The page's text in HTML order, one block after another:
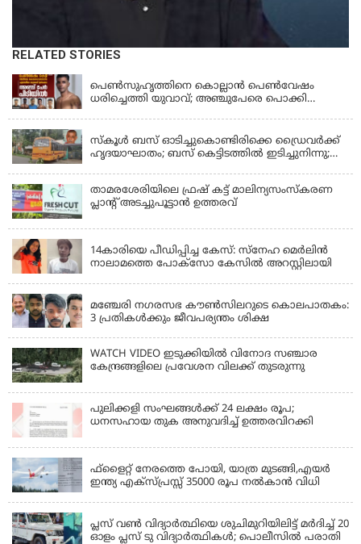
RELATED STORIES
KERALA
പെണ്‍സുഹൃത്തിനെ കൊല്ലാന്‍ പെണ്‍വേഷം
ധരിച്ചെത്തി യുവാവ്; അഞ്ചുപേരെ പൊക്കി
സ്കൂൾ ബസ് ഓടിച്ചുകൊണ്ടിരിക്കെ ഡ്രൈവർക്ക്
ഹൃദയാഘാതം; ബസ് കെട്ടിടത്തിൽ ഇടിച്ചുനിന്നു;
താമരശേരിയിലെ ഫ്രഷ് കട്ട് മാലിന്യസംസ്കരണ
പ്ലാന്റ് അടച്ചുപൂട്ടാൻ ഉത്തരവ്
14കാരിയെ പീഡിപ്പിച്ച കേസ്: സ്നേഹ മെർലിൻ
നാലാമത്തെ പോക്‌സോ കേസിൽ അറസ്റ്റിലായി
മഞ്ചേരി നഗരസഭ കൗൺസിലറുടെ കൊലപാതകം:
3 പ്രതികൾക്കും ജീവപര്യന്തം ശിക്ഷ
WATCH VIDEO ഇടുക്കിയിൽ വിനോദ സഞ്ചാര
കേന്ദ്രങ്ങളിലെ പ്രവേശന വിലക്ക് തുടരുന്നു
പുലിക്കളി സംഘങ്ങള്‍ക്ക് 24 ലക്ഷം രൂപ;
ധനസഹായ തുക അനുവദിച്ച് ഉത്തരവിറക്കി
ഫ്ളൈറ്റ് നേരത്തെ പോയി, യാത്ര മുടങ്ങി,എയർ
ഇന്ത്യ എക്സ്പ്രസ്സ് 35000 രൂപ നൽകാൻ വിധി
പ്ലസ് വൺ വിദ്യാർത്ഥിയെ ശുചിമുറിയിലിട്ട് മർദിച്ച് 20
ഓളം പ്ലസ് ടു വിദ്യാർത്ഥികൾ; പൊലീസിൽ പരാതി